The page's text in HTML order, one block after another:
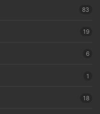
83
19
6
1
18